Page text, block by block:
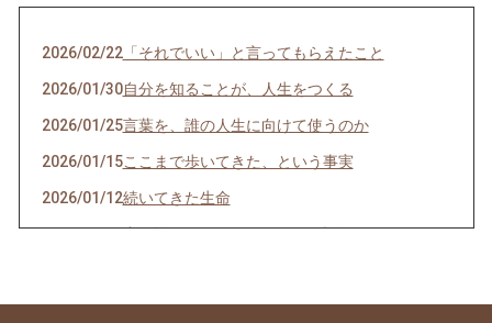
2026/02/22「それでいい」と言ってもらえたこと
2026/01/30自分を知ることが、人生をつくる
2026/01/25言葉を、誰の人生に向けて使うのか
2026/01/15ここまで歩いてきた、という事実
2026/01/12続いてきた生命
2026/01/09力を抜いてもいいよ、という話
2025/12/29今年一年、本当にありがとうございました。